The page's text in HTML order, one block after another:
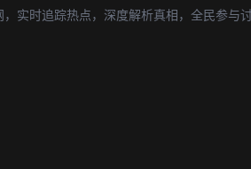
实时追踪热点，深度解析真相，全民参与